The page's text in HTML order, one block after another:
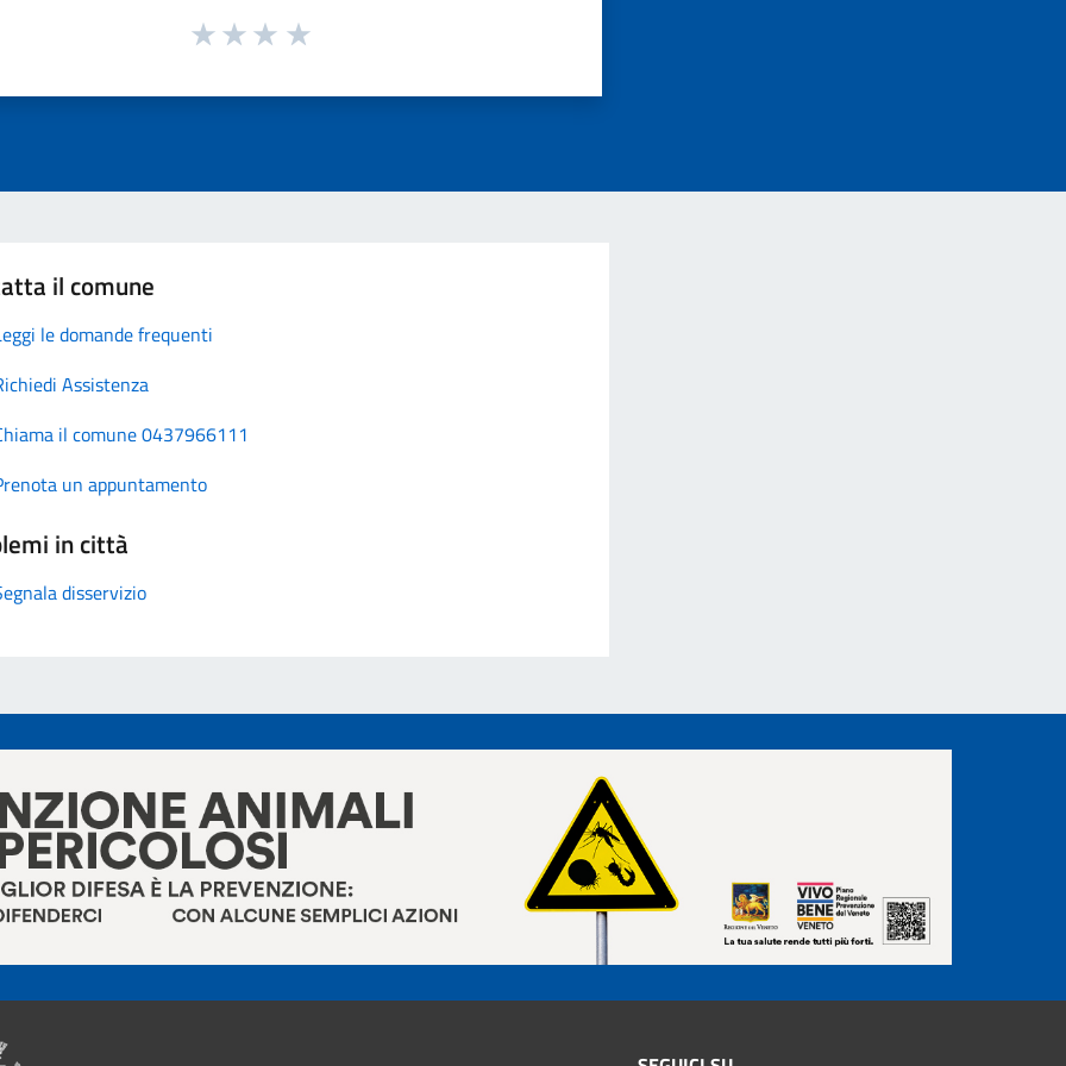
il comune
le domande frequenti
Assistenza
il comune 0437966111
un appuntamento
in città
disservizio